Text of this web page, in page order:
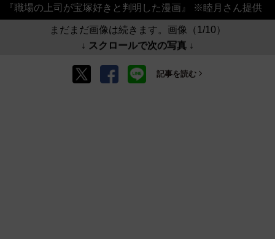
『職場の上司が宝塚好きと判明した漫画』 ※睦月さん提供
まだまだ画像は続きます。画像（1/10）
↓ スクロールで次の写真 ↓
記事を読む